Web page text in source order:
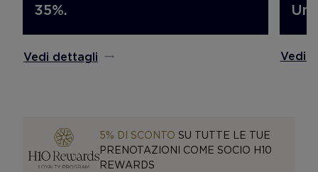
35%.
Vedi dettagli Vedi
5% DI SCONTO SU TUTTE LE TUE
PRENOTAZIONI COME SOCIO H10
REWARDS